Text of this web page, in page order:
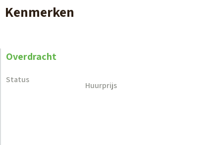
Kenmerken
Overdracht
Status
Huurprijs